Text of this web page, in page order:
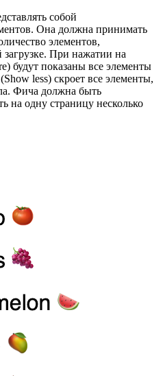
собой
Она должна принимать
элементов,
При нажатии на
будут показаны все элементы
less) скроет все элементы,
Фича должна быть
на одну страницу несколько